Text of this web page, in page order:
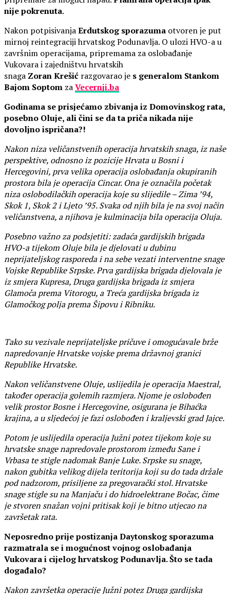
nije pokrenuta.
Nakon potpisivanjaErdutskog sporazuma otvoren je put
mirnoj reintegraciji hrvatskog Podunavlja. O ulozi HVO-a u
završnim operacijama, pripremama za oslobađanje
Vukovara i zajedništvu hrvatskih
snaga ZoranKrešić razgovarao je s generalom Stankom
Bajom Soptom zaVecernji.ba
Godinama se prisjećamo zbivanja iz Domovinskog rata,
posebno Oluje, ali čini se da ta priča nikada nije
dovoljno ispričana?!
Nakon niza veličanstvenih operacija hrvatskih snaga, iz naše
perspektive, odnosno iz pozicije Hrvata u Bosni i
Hercegovini, prva velika operacija oslobađanja okupiranih
prostora bila je operacija Cincar. Ona je označila početak
niza oslobodilačkih operacija koje su slijedile – Zima ’94,
Skok 1, Skok 2 i Ljeto ’95. Svaka od njih bila je na svoj način
veličanstvena, a njihova je kulminacija bila operacija Oluja.
Posebno važno za podsjetiti: zadaća gardijskih brigada
HVO-a tijekom Oluje bila je djelovati u dubinu
neprijateljskog rasporeda i na sebe vezati interventne snage
Vojske Republike Srpske. Prva gardijska brigada djelovala je
iz smjera Kupresa, Druga gardijska brigada iz smjera
Glamoča prema Vitorogu, a Treća gardijska brigada iz
Glamočkog polja prema Šipovu i Ribniku.
Tako su vezivale neprijateljske pričuve i omogućavale brže
napredovanje Hrvatske vojske prema državnoj granici
Republike Hrvatske.
Nakon veličanstvene Oluje, uslijedila je operacija Maestral,
također operacija golemih razmjera. Njome je oslobođen
velik prostor Bosne i Hercegovine, osigurana je Bihaćka
krajina, a u sljedećoj je fazi oslobođen i kraljevski grad Jajce.
Potom je uslijedila operacija Južni potez tijekom koje su
hrvatske snage napredovale prostorom između Sane i
Vrbasa te stigle nadomak Banje Luke. Srpske su snage,
nakon gubitka velikog dijela teritorija koji su do tada držale
pod nadzorom, prisiljene za pregovarački stol. Hrvatske
snage stigle su na Manjaču i do hidroelektrane Bočac, čime
je stvoren snažan vojni pritisak koji je bitno utjecao na
završetak rata.
Neposredno prije postizanja Daytonskog sporazuma
razmatrala se i mogućnost vojnog oslobađanja
Vukovara i cijelog hrvatskog Podunavlja. Što se tada
događalo?
Nakon završetka operacije Južni potez Druga gardijska